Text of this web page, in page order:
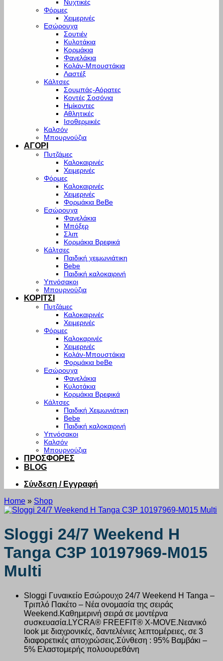
Νυχτικές
Φόρμες
Χειμερινές
Εσώρουχα
Σουτιέν
Κυλοτάκια
Κορμάκια
Φανελάκια
Κολάν-Μπουστάκια
Λαστέξ
Κάλτσες
Σουμπάς-Αόρατες
Κοντές Σοσόνια
Ημίκοντες
Αθλητικές
Ισοθερμικές
Καλσόν
Μπουρνούζια
ΑΓΟΡΙ
Πυτζάμες
Καλοκαιρινές
Χειμερινές
Φόρμες
Καλοκαιρινές
Χειμερινές
Φορμάκια BeBe
Εσώρουχα
Φανελάκια
Μπόξερ
Σλιπ
Κορμάκια Βρεφικά
Κάλτσες
Παιδική χειμωνιάτικη
Bebe
Παιδική καλοκαιρινή
Υπνόσακοι
Μπουρνούζια
ΚΟΡΙΤΣΙ
Πυτζάμες
Καλοκαιρινές
Χειμερινές
Φόρμες
Καλοκαρινές
Χειμερινές
Κολάν-Μπουστάκια
Φορμάκια beBe
Εσώρουχα
Φανελάκια
Κυλοτάκια
Κορμάκια Βρεφικά
Κάλτσες
Παιδική Χειμωνιάτικη
Bebe
Παιδική καλοκαιρινή
Υπνόσακοι
Καλσόν
Μπουρνούζια
ΠΡΟΣΦΟΡΕΣ
BLOG
Σύνδεση / Εγγραφή
Home » Shop
Sloggi 24/7 Weekend H
Tanga C3P 10197969-M015
Multi
Sloggi Γυναικείο Εσώρουχο 24/7 Weekend H Tanga –
Τριπλό Πακέτο – Νέα ονομασία της σειράς
Weekend.Καθημερινή σειρά σε μοντέρνα
συσκευασία.LYCRA® FREEFIT® X-MOVE.Νεανικό
look με διαχρονικές, δαντελένιες λεπτομέρειες, σε 3
διαφορετικές αποχρώσεις.Σύνθεση : 95% Βαμβάκι –
5% Ελαστομερής πολυουρεθάνη